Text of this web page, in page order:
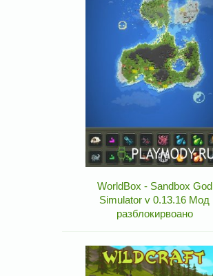
WorldBox - Sandbox God
Simulator v 0.13.16 Мод
разблокирвоано